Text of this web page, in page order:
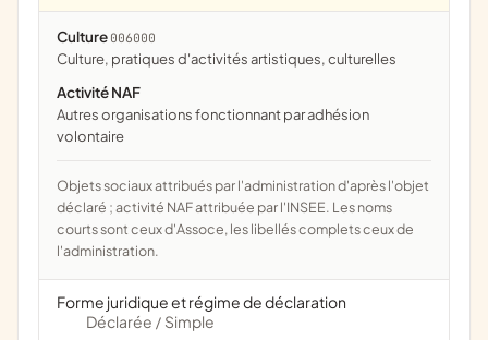
Culture 006000
culture, pratiques d'activités artistiques, culturelles
Activité NAF
Autres organisations fonctionnant par adhésion
volontaire
Objets sociaux attribués par l'administration d'après l'objet
déclaré ; activité NAF attribuée par l'INSEE. Les noms
courts sont ceux d'Assoce, les libellés complets ceux de
l'administration.
Forme juridique et régime de déclaration
Déclarée / Simple